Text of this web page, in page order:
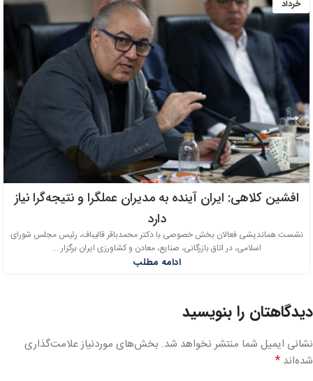
خرداد
افشین کلاهی: ایران آینده به مدیران عملگرا و نتیجه‌گرا نیاز
دارد
نشست هماندیشی فعالان بخش خصوصی با دکتر محمدباقر قالیباف، رئیس مجلس شورای
اسلامی، در اتاق بازرگانی، صنایع، معادن و کشاورزی ایران برگزار ...
ادامه مطلب
دیدگاهتان را بنویسید
نشانی ایمیل شما منتشر نخواهد شد. بخش‌های موردنیاز علامت‌گذاری
شده‌اند *